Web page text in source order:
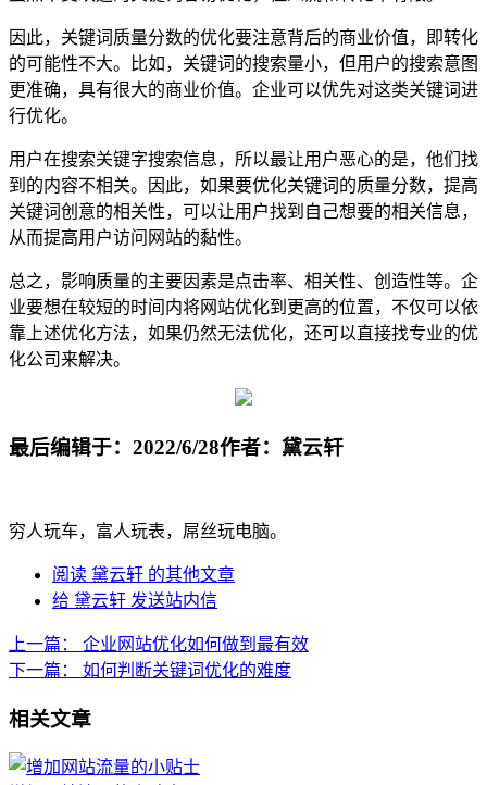
因此，关键词质量分数的优化要注意背后的商业价值，即转化
的可能性不大。比如，关键词的搜索量小，但用户的搜索意图
更准确，具有很大的商业价值。企业可以优先对这类关键词进
行优化。
用户在搜索关键字搜索信息，所以最让用户恶心的是，他们找
到的内容不相关。因此，如果要优化关键词的质量分数，提高
关键词创意的相关性，可以让用户找到自己想要的相关信息，
从而提高用户访问网站的黏性。
总之，影响质量的主要因素是点击率、相关性、创造性等。企
业要想在较短的时间内将网站优化到更高的位置，不仅可以依
靠上述优化方法，如果仍然无法优化，还可以直接找专业的优
化公司来解决。
最后编辑于：2022/6/28作者：黛云轩
穷人玩车，富人玩表，屌丝玩电脑。
阅读 黛云轩 的其他文章
给 黛云轩 发送站内信
上一篇：
企业网站优化如何做到最有效
下一篇：
如何判断关键词优化的难度
相关文章